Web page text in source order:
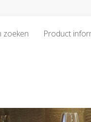
zoeken Product